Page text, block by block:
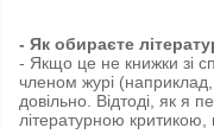
- Як обираєте
- Якщо це не книжки зі
членом журі
довільно. Відтоді, як я
літературною